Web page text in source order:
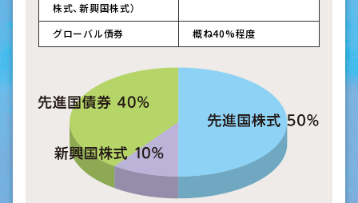
株式、新興国株式）
グローバル債券 概ね40%程度